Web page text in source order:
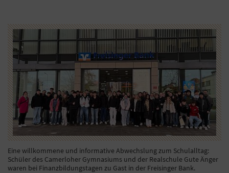
Eine willkommene und informative Abwechslung zum Schulalltag:
Schüler des Camerloher Gymnasiums und der Realschule Gute Änger
waren bei Finanzbildungstagen zu Gast in der Freisinger Bank.